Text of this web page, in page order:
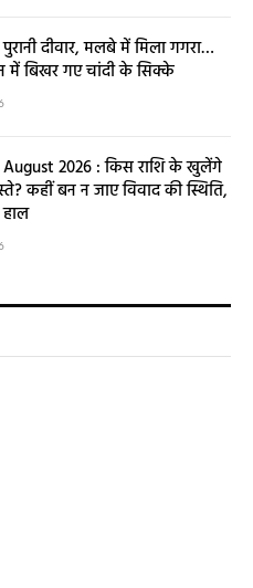
दीवार, मलबे में मिला गगरा…
में बिखर गए चांदी के सिक्के
August 2026 : किस राशि के खुलेंगे
कहीं बन न जाए विवाद की स्थिति,